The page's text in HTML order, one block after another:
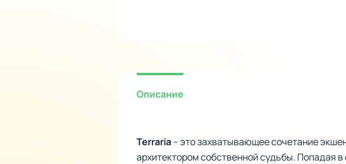
Описание
Terraria– это захватывающее сочетание
архитектором собственной судьбы. Попадая